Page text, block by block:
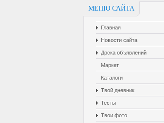
МЕНЮ САЙТА
Главная
Новости сайта
Доска объявлений
Маркет
Каталоги
Твой дневник
Тесты
Твои фото